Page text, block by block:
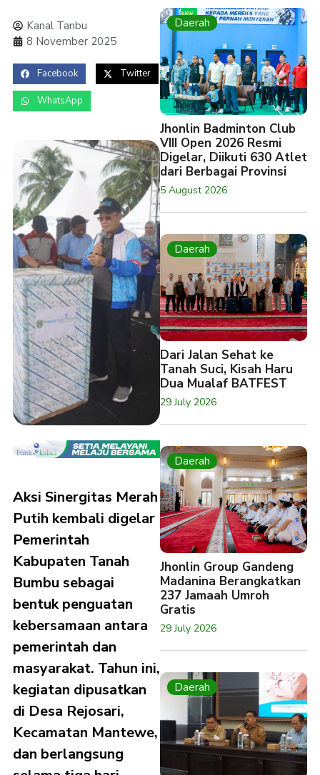
Kanal Tanbu
8 November 2025
Facebook Twitter
WhatsApp
Aksi Sinergitas Merah
Putih kembali digelar
Pemerintah
Kabupaten Tanah
Bumbu sebagai
bentuk penguatan
kebersamaan antara
pemerintah dan
masyarakat. Tahun ini,
kegiatan dipusatkan
di Desa Rejosari,
Kecamatan Mantewe,
dan berlangsung
Daerah
Jhonlin Badminton Club
VIII Open 2026 Resmi
Digelar, Diikuti 630 Atlet
dari Berbagai Provinsi
5 August 2026
Daerah
Dari Jalan Sehat ke
Tanah Suci, Kisah Haru
Dua Mualaf BATFEST
29 July 2026
Daerah
Jhonlin Group Gandeng
Madanina Berangkatkan
237 Jamaah Umroh
Gratis
29 July 2026
Daerah